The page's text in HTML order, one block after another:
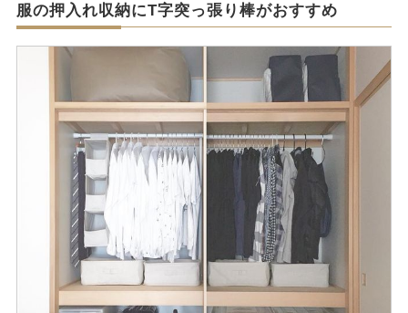
服の押入れ収納にT字突っ張り棒がおすすめ